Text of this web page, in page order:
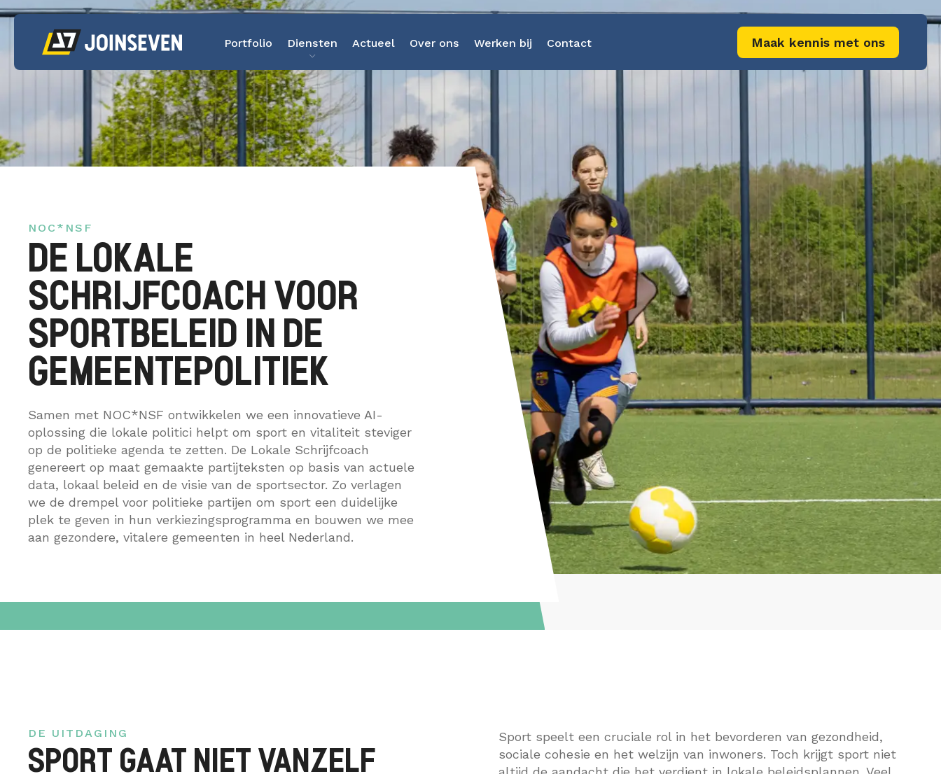
Portfolio Diensten Actueel Over ons Werken bij Contact Maak kennis met ons
Strategieontwikkeling
Kunstmatige Intelligentie
Business Intelligence
Software-as-a-Service
Data Discovery Sprint
Dataplatform Heptagon
NOC*NSF
DE LOKALE
SCHRIJFCOACH VOOR
SPORTBELEID IN DE
GEMEENTEPOLITIEK
Samen met NOC*NSF ontwikkelen we een innovatieve AI-
oplossing die lokale politici helpt om sport en vitaliteit steviger
op de politieke agenda te zetten. De Lokale Schrijfcoach
genereert op maat gemaakte partijteksten op basis van actuele
data, lokaal beleid en de visie van de sportsector. Zo verlagen
we de drempel voor politieke partijen om sport een duidelijke
plek te geven in hun verkiezingsprogramma en bouwen we mee
aan gezondere, vitalere gemeenten in heel Nederland.
DE UITDAGING
SPORT GAAT NIET VANZELF
Sport speelt een cruciale rol in het bevorderen van gezondheid,
sociale cohesie en het welzijn van inwoners. Toch krijgt sport niet